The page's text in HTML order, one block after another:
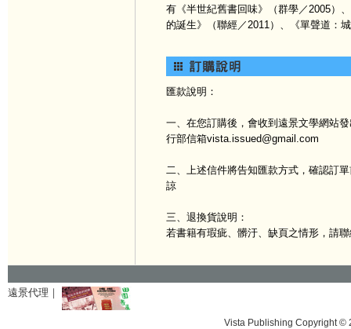
有《半世紀舊書回味》（群學／2005）
的誕生》（聯經／2011）、《單聲道：
匯款說明：
一、在您訂購後，會收到遠景文學網站
行部信箱vista.issued@gmail.com
二、上述信件將告知匯款方式，確認訂
諒
三、退換貨說明：
若書籍有瑕疵、髒汙、缺頁之情形，請
遠景代理｜
Vista Publishing Copyright ©